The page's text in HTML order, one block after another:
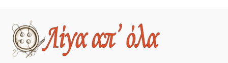
θ
η
κ
ε
μ
έχει
παραλλαγές.
Οι